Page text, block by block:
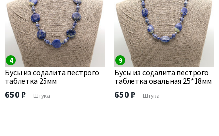
4
Бусы из содалита пестрого
таблетка 25мм
650 ₽ Штука
9
Бусы из содалита пестрого
таблетка овальная 25*18мм
650 ₽ Штука